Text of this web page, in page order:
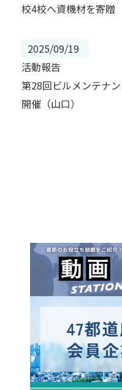
校4校へ資機材を寄贈
2025/09/19
活動報告
第28回ビルメンテナ
開催（山口）